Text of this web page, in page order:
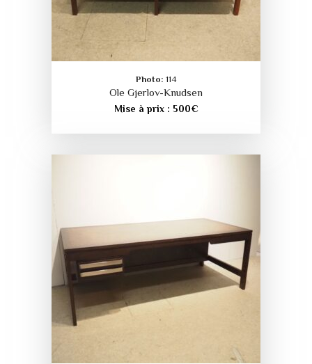
Photo: 114
Ole Gjerlov-Knudsen
Mise à prix : 500€